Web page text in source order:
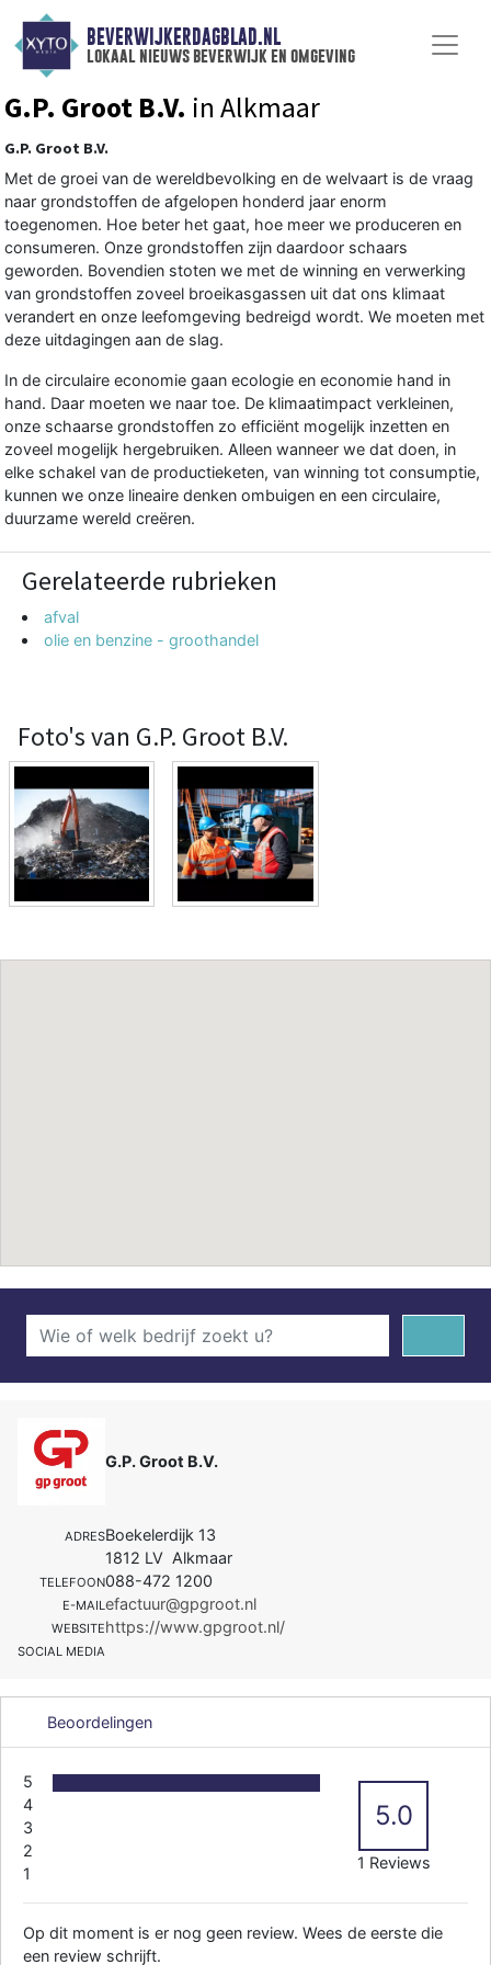
BEVERWIJKERDAGBLAD.NL
lokaal nieuws beverwijk en omgeving
G.P. Groot B.V. in Alkmaar
G.P. Groot B.V.
Met de groei van de wereldbevolking en de welvaart is de vraag
naar grondstoffen de afgelopen honderd jaar enorm
toegenomen. Hoe beter het gaat, hoe meer we produceren en
consumeren. Onze grondstoffen zijn daardoor schaars
geworden. Bovendien stoten we met de winning en verwerking
van grondstoffen zoveel broeikasgassen uit dat ons klimaat
verandert en onze leefomgeving bedreigd wordt. We moeten met
deze uitdagingen aan de slag.
In de circulaire economie gaan ecologie en economie hand in
hand. Daar moeten we naar toe. De klimaatimpact verkleinen,
onze schaarse grondstoffen zo efficiënt mogelijk inzetten en
zoveel mogelijk hergebruiken. Alleen wanneer we dat doen, in
elke schakel van de productieketen, van winning tot consumptie,
kunnen we onze lineaire denken ombuigen en een circulaire,
duurzame wereld creëren.
Gerelateerde rubrieken
afval
olie en benzine - groothandel
Foto's van G.P. Groot B.V.
G.P. Groot B.V.
ADRESBoekelerdijk 13
1812 LV Alkmaar
TELEFOON088-472 1200
E-MAILefactuur@gpgroot.nl
WEBSITEhttps://www.gpgroot.nl/
SOCIAL MEDIA
Beoordelingen
5
4
3
2
1
5.0
1 Reviews
Op dit moment is er nog geen review. Wees de eerste die
een review schrijft.